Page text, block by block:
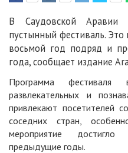
В Саудовской Аравии
пустынный фестиваль.
восьмой год подряд и
года, сообщает издание
Программа
развлекательных и
привлекают посетителей
соседних стран,
мероприятие
предыдущие годы.